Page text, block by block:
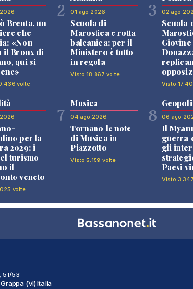
Brenta, un
che
«Non
il Bronx di
qui si
volte
2 01 ago 2026
Scuola di
Marostica e rotta
balcanica: per il
Ministero è tutto
in regola
Visto 18.867 volte
3 02 ago
Scuola
Giovine
Visto
per la
2029: i
turismo
il
veneto
volte
7
Musica
04 ago 2026
Tornano le note
di Musica in
Piazzotto
Visto 5.159 volte
8 06 ago
Il
guerra
gli
Paesi
Visto
51/53
(VI) Italia